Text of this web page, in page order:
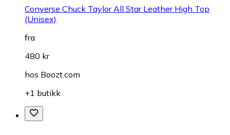
Converse Chuck Taylor All Star Leather High Top
(Unisex)
fra
480 kr
hos Boozt.com
+1 butikk